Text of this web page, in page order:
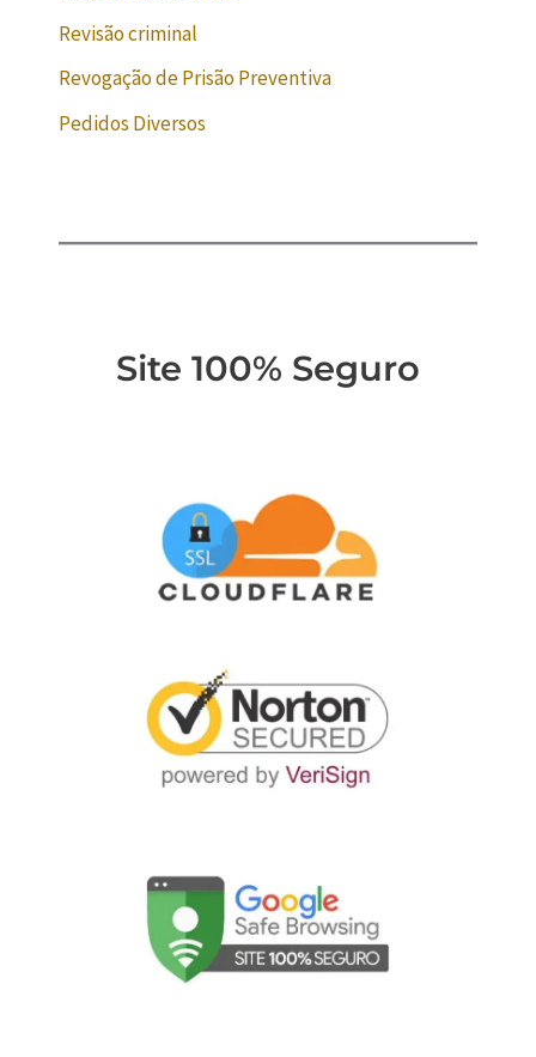
Revisão criminal
Revogação de Prisão Preventiva
Pedidos Diversos
Site 100% Seguro